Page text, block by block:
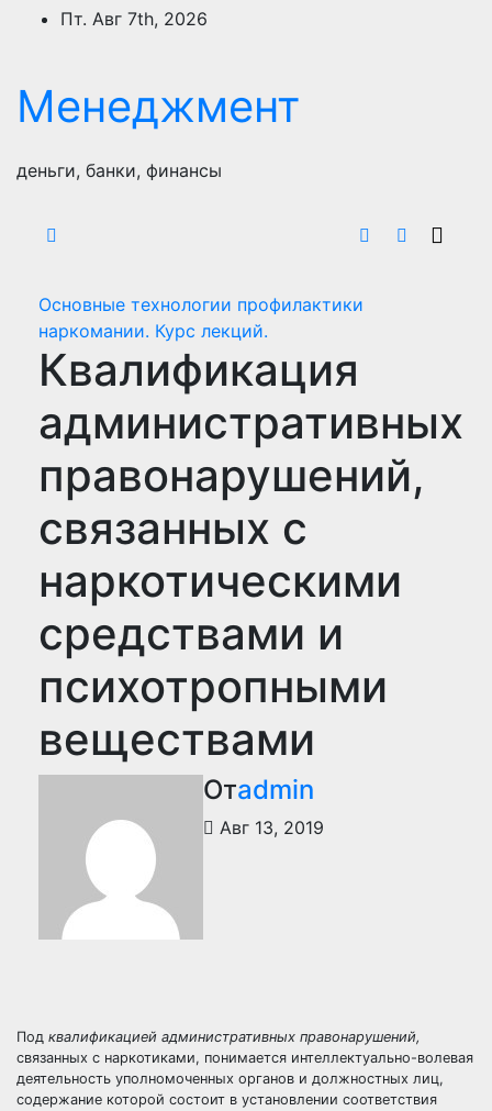
ПерейтиПт. Авг 7th, 2026
Менеджмент
деньги, банки, финансы
Основные технологии профилактики
наркомании. Курс лекций.
Квалификация
административных
правонарушений,
связанных с
наркотическими
средствами и
психотропными
веществами
Отadmin
Авг 13, 2019
Под квалификацией административных правонарушений,
связанных с наркотиками, понимается интеллектуально-волевая
деятельность уполномоченных органов и должностных лиц,
содержание которой состоит в установлении соответствия